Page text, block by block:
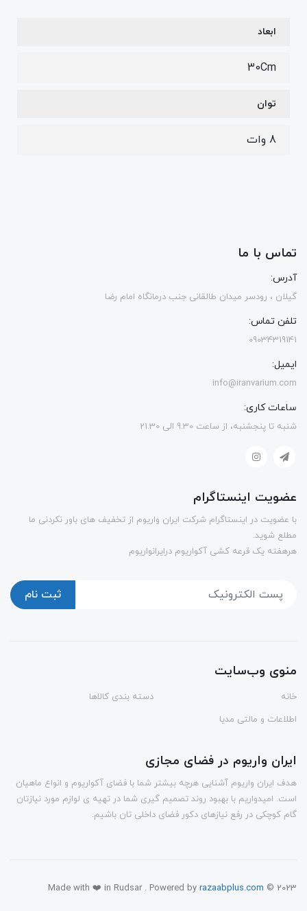
ابعاد
30Cm
توان
8 وات
تماس با ما
آدرس:
گیلان ، رودسر میدان طالقانی جنب درمانگاه امام رضا
تلفن تماس:
09034319141
ایمیل:
info@iranvarium.com
ساعات کاری:
شنبه تا پنجشنبه، از ساعت 9.30 الی 21.30
عضویت اینستاگرام
با عضویت در اینستاگرام شرکت ایران واریوم از تخفیف های باور نکردنی ما
مطلع شوید.
هرهفته یک قرعه کشی آکواریوم درایرانواریوم
ثبت نام
منوی وب‌سایت
خانه
دسته بندی کالاها
اطلاعات و مالتی مدیا
ایران واریوم در فضای مجازی
هدف ایران واریوم آشنایی هرچه بیشتر شما با فضای آکواریوم و انواع ماهیان
است. امیدواریم با بهبود روند تصمیم گیری شما در تهیه ی لوازم مورد نیازتان
گام کوچکی در رفع نیازهای دکور فضای داخلی تان باشیم.
Made with ❤️ in Rudsar . Powered by razaabplus.com © 2023